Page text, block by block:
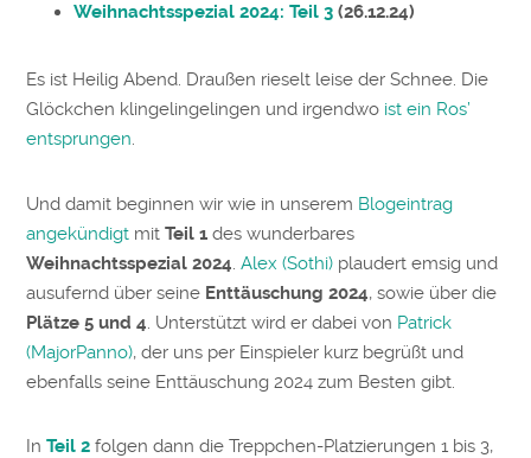
Weihnachtsspezial 2024: Teil 3 (26.12.24)
Es ist Heilig Abend. Draußen rieselt leise der Schnee. Die
Glöckchen klingelingelingen und irgendwo ist ein Ros’
entsprungen.
Und damit beginnen wir wie in unserem Blogeintrag
angekündigt mitTeil 1 des wunderbares
Weihnachtsspezial 2024 .Alex (Sothi) plaudert emsig und
ausufernd über seine Enttäuschung 2024, sowie über die
Plätze 5 und 4 . Unterstützt wird er dabei von Patrick
(MajorPanno), der uns per Einspieler kurz begrüßt und
ebenfalls seine Enttäuschung 2024 zum Besten gibt.
InTeil 2 folgen dann die Treppchen-Platzierungen 1 bis 3,